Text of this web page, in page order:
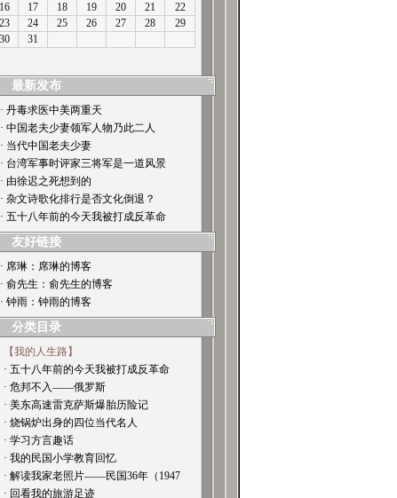
最新发布
· 丹毒求医中美两重天
· 中国老夫少妻领军人物乃此二人
· 当代中国老夫少妻
· 台湾军事时评家三将军是一道风景
· 由徐迟之死想到的
· 杂文诗歌化排行是否文化倒退？
· 五十八年前的今天我被打成反革命
友好链接
· 席琳：席琳的博客
· 俞先生：俞先生的博客
· 钟雨：钟雨的博客
分类目录
【我的人生路】
· 五十八年前的今天我被打成反革命
· 危邦不入——俄罗斯
· 美东高速雷克萨斯爆胎历险记
· 烧锅炉出身的四位当代名人
· 学习方言趣话
· 我的民国小学教育回忆
· 解读我家老照片——民国36年（1947
· 回看我的旅游足迹